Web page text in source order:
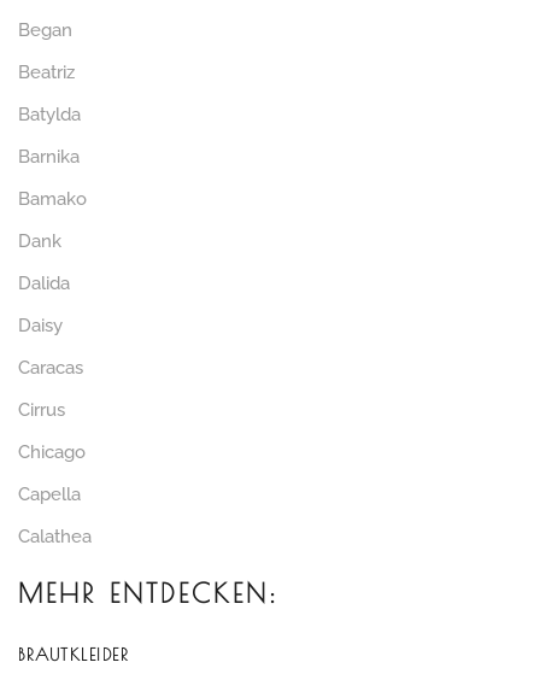
Began
Beatriz
Batylda
Barnika
Bamako
Dank
Dalida
Daisy
Caracas
Cirrus
Chicago
Capella
Calathea
MEHR ENTDECKEN:
BRAUTKLEIDER